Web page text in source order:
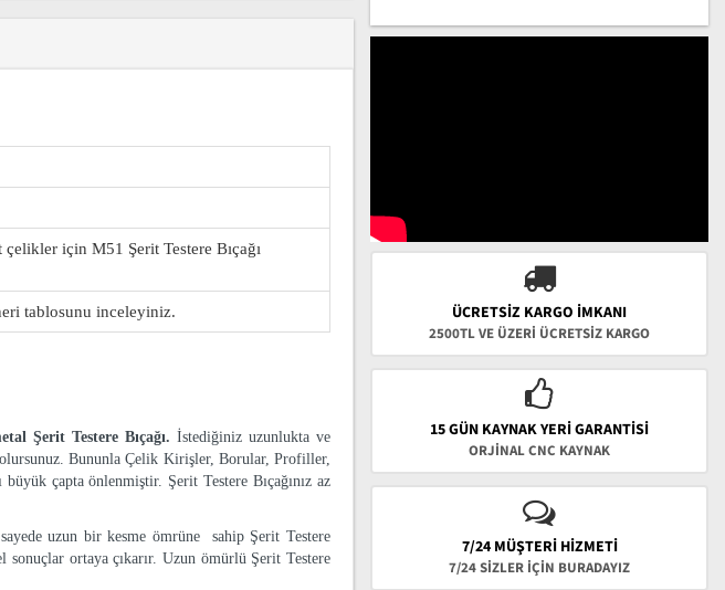
için M51 Şerit Testere Bıçağı
tablosunu inceleyiniz.
Şerit Testere Bıçağı. İstediğiniz uzunlukta ve
olursunuz. Bununla Çelik Kirişler, Borular, Profiller,
çapta önlenmiştir. Şerit Testere Bıçağınız az
uzun bir kesme ömrüne sahip Şerit Testere
sonuçlar ortaya çıkarır. Uzun ömürlü Şerit Testere
ÜCRETSIZ KARGO İMKANI
2500TL VE ÜZERİ ÜCRETSİZ KARGO
15 GÜN KAYNAK YERI GARANTISI
ORJİNAL CNC KAYNAK
7/24 MÜŞTERİ HİZMETİ
7/24 SİZLER İÇİN BURADAYIZ